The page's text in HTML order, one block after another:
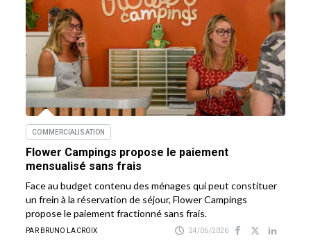
COMMERCIALISATION
Flower Campings propose le paiement
mensualisé sans frais
Face au budget contenu des ménages qui peut constituer
un frein à la réservation de séjour, Flower Campings
propose le paiement fractionné sans frais.
PAR BRUNO LACROIX 24/06/2026